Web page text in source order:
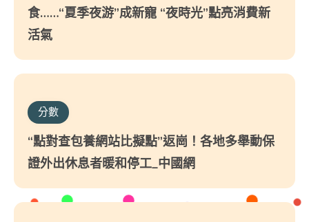
食……“夏季夜游”成新寵 “夜時光”點亮消費新
活氣
分數
“點對查包養網站比擬點”返崗！各地多舉動保
證外出休息者暖和停工_中國網